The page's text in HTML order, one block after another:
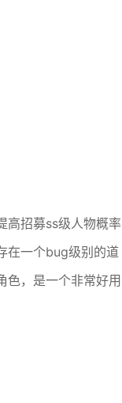
高招募ss级人物概率
在一个bug级别的道
色，是一个非常好用